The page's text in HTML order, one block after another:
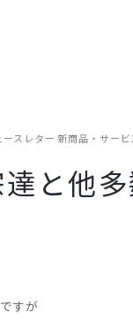
ースレター 新商品・サー
達と他
すが